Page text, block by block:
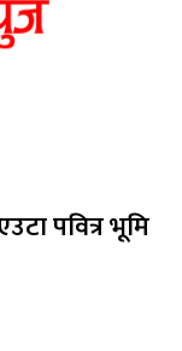
पवित्र भूमि